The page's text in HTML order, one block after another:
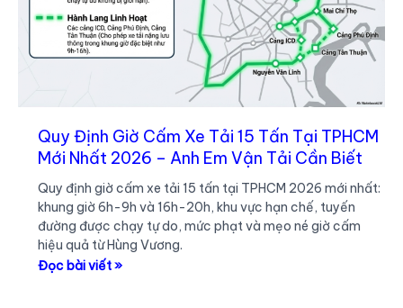
Quy Định Giờ Cấm Xe Tải 15 Tấn Tại TPHCM
Mới Nhất 2026 – Anh Em Vận Tải Cần Biết
Quy định giờ cấm xe tải 15 tấn tại TPHCM 2026 mới nhất:
khung giờ 6h-9h và 16h-20h, khu vực hạn chế, tuyến
đường được chạy tự do, mức phạt và mẹo né giờ cấm
hiệu quả từ Hùng Vương.
Quy
Đọc bài viết »